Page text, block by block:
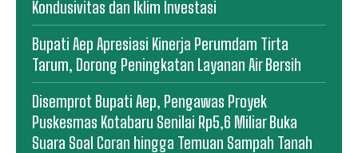
Kondusivitas dan Iklim Investasi
Bupati Aep Apresiasi Kinerja Perumdam Tirta
Tarum, Dorong Peningkatan Layanan Air Bersih
Disemprot Bupati Aep, Pengawas Proyek
Puskesmas Kotabaru Senilai Rp5,6 Miliar Buka
Suara Soal Coran hingga Temuan Sampah Tanah